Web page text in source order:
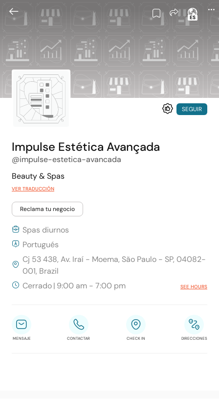
ES
SEGUIR
Impulse Estética Avançada
@impulse-estetica-avancada
Beauty & Spas
VER TRADUCCIÓN
Reclama tu negocio
Spas diurnos
Portugués
Cj 53 438, Av. Iraí - Moema, São Paulo - SP, 04082-
001, Brazil
Cerrado| 9:00 am - 7:00 pm SEE HOURS
MENSAJE CONTACTAR CHECK IN DIRECCIONES